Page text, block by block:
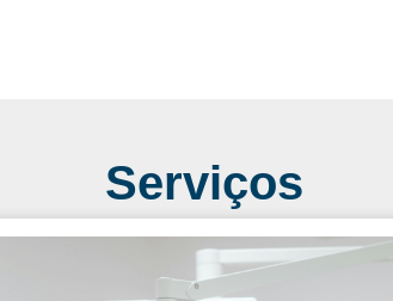
Serviços